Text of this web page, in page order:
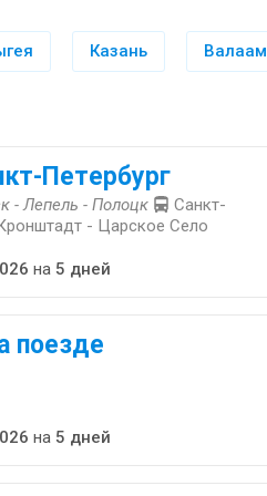
Казань Валаам
Петербург
- Лепель - Полоцк
Санкт-
- Царское Село
на 5 дней
поезде
на 5 дней